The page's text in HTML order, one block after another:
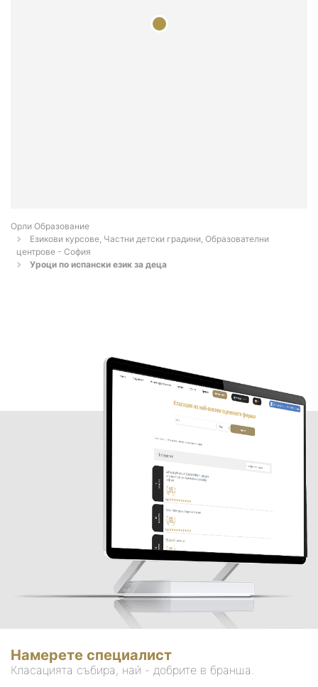
Орли Образование
Езикови курсове, Частни детски градини, Образователни
центрове - София
Уроци по испански език за деца
Намерете специалист
Класацията събира, най - добрите в бранша.